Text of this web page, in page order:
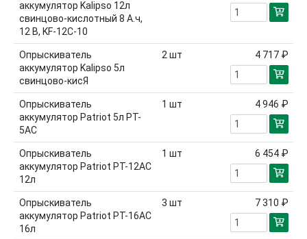
аккумулятор Kalipso 12л
свинцово-кислотный 8 А.ч,
12 В, KF-12C-10
Опрыскиватель
аккумулятор Kalipso 5л
свинцово-кисЯ
2 шт 4 717 ₽
Опрыскиватель
аккумулятор Patriot 5л PT-
5AC
1 шт 4 946 ₽
Опрыскиватель
аккумулятор Patriot PT-12AC
12л
1 шт 6 454 ₽
Опрыскиватель
аккумулятор Patriot PT-16AC
16л
3 шт 7 310 ₽